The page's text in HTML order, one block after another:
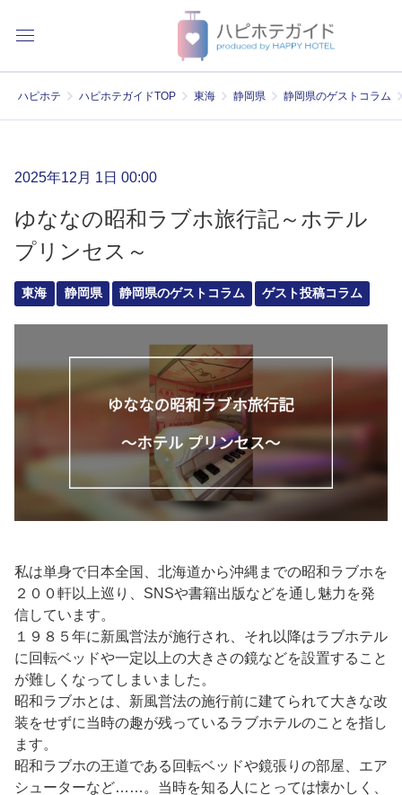
ハピホテ ハピホテガイドTOP 東海 静岡県 静岡県のゲストコラム
2025年12月 1日 00:00
ゆななの昭和ラブホ旅行記～ホテル
プリンセス～
東海 静岡県 静岡県のゲストコラム ゲスト投稿コラム
私は単身で日本全国、北海道から沖縄までの昭和ラブホを
２００軒以上巡り、SNSや書籍出版などを通し魅力を発
信しています。
１９８５年に新風営法が施行され、それ以降はラブホテル
に回転ベッドや一定以上の大きさの鏡などを設置すること
が難しくなってしまいました。
昭和ラブホとは、新風営法の施行前に建てられて大きな改
装をせずに当時の趣が残っているラブホテルのことを指し
ます。
昭和ラブホの王道である回転ベッドや鏡張りの部屋、エア
シューターなど……。当時を知る人にとっては懐かしく、